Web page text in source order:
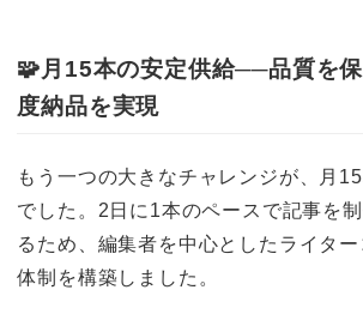
🧩月15本の安定供給──品質を
度納品を実現
もう一つの大きなチャレンジが、月
でした。2日に1本のペースで記事を
るため、編集者を中心としたライター
体制を構築しました。